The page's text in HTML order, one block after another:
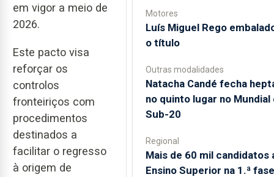
em vigor a meio de
2026.
Este pacto visa
reforçar os
controlos
fronteiriços com
procedimentos
destinados a
facilitar o regresso
à origem de
Motores
Luís Miguel Rego
o título
Outras modalidades
Natacha Candé fecha
no quinto lugar no Mundial
Sub-20
Regional
Mais de 60 mil candidatos
Ensino Superior na 1.ª fase